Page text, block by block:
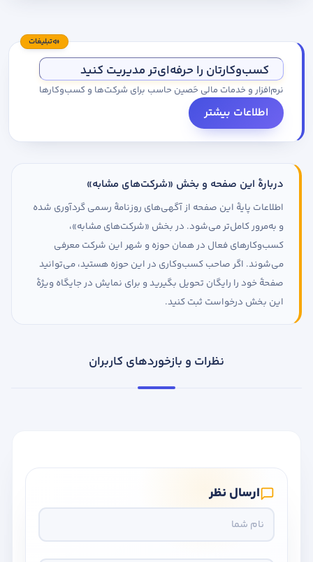
تبلیغات
کسب‌وکارتان را حرفه‌ای‌تر مدیریت کنید
نرم‌افزار و خدمات مالی حَصین حاسب برای شرکت‌ها و کسب‌وکارها
اطلاعات بیشتر
دربارهٔ این صفحه و بخش «شرکت‌های مشابه»
اطلاعات پایهٔ این صفحه از آگهی‌های روزنامهٔ رسمی گردآوری شده
و به‌مرور کامل‌تر می‌شود. در بخش «شرکت‌های مشابه»،
کسب‌وکارهای فعال در همان حوزه و شهر این شرکت معرفی
می‌شوند. اگر صاحب کسب‌وکاری در این حوزه هستید، می‌توانید
صفحهٔ خود را رایگان تحویل بگیرید و برای نمایش در جایگاه ویژهٔ
این بخش درخواست ثبت کنید.
نظرات و بازخوردهای کاربران
ارسال نظر